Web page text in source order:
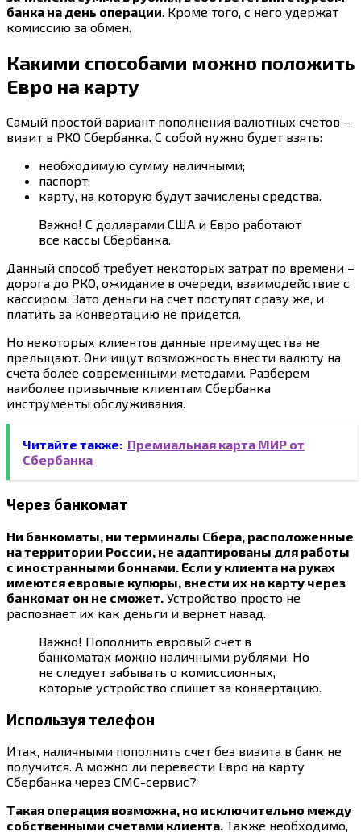
банка на день операции . Кроме того, с него удержат
комиссию за обмен.
Какими способами можно положить
Евро на карту
Самый простой вариант пополнения валютных счетов –
визит в РКО Сбербанка. С собой нужно будет взять:
необходимую сумму наличными;
паспорт;
карту, на которую будут зачислены средства.
Важно! С долларами США и Евро работают
все кассы Сбербанка.
Данный способ требует некоторых затрат по времени –
дорога до РКО, ожидание в очереди, взаимодействие с
кассиром. Зато деньги на счет поступят сразу же, и
платить за конвертацию не придется.
Но некоторых клиентов данные преимущества не
прельщают. Они ищут возможность внести валюту на
счета более современными методами. Разберем
наиболее привычные клиентам Сбербанка
инструменты обслуживания.
Читайте также: Премиальная карта МИР от
Сбербанка
Через банкомат
Ни банкоматы, ни терминалы Сбера, расположенные
на территории России, не адаптированы для работы
с иностранными боннами. Если у клиента на руках
имеются евровые купюры, внести их на карту через
банкомат он не сможет. Устройство просто не
распознает их как деньги и вернет назад.
Важно! Пополнить евровый счет в
банкоматах можно наличными рублями. Но
не следует забывать о комиссионных,
которые устройство спишет за конвертацию.
Используя телефон
Итак, наличными пополнить счет без визита в банк не
получится. А можно ли перевести Евро на карту
Сбербанка через СМС-сервис?
Такая операция возможна, но исключительно между
собственными счетами клиента. Также необходимо,